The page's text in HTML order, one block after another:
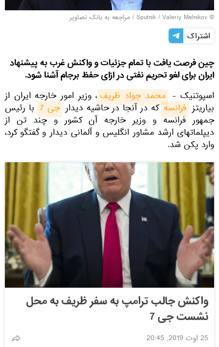
© Sputnik / Valeriy Melnikov
/ مراجعه به بانک تصاویر
اشتراک
چین فرصت یافت با تمام جزئیات و واکنش غرب به پیشنهاد
ایران برای لغو تحریم نفتی در ازای حفظ برجام آشنا شود.
اسپوتنیک - محمد جواد ظریف، وزیر امور خارجه ایران از
بیاریتز فرانسهکه در آنجا در حاشیه دیدار جی 7 با رئیس
جمهور فرانسه و وزیر خارجه آن کشور و چند تن از
دیپلماتهای ارشد مشاور انگلیس و آلمانی دیدار و گفتگو كرد،
وارد پکن شد.
واکنش جالب ترامپ به سفر ظریف به محل
نشست جی 7
25 اوت 2019, 20:45